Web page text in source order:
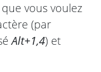
vous voulez
(par
Alt+1,4) et